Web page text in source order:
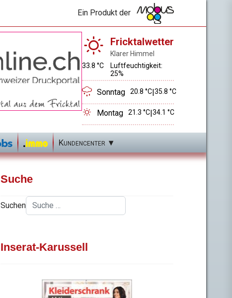
Ein Produkt der
Fricktalwetter
Klarer Himmel
33.8 °C
Luftfeuchtigkeit:
25%
Sonntag 20.8 °C|35.8 °C
Montag 21.3 °C|34.1 °C
Kundencenter
Suche
Suchen
Inserat-Karussell